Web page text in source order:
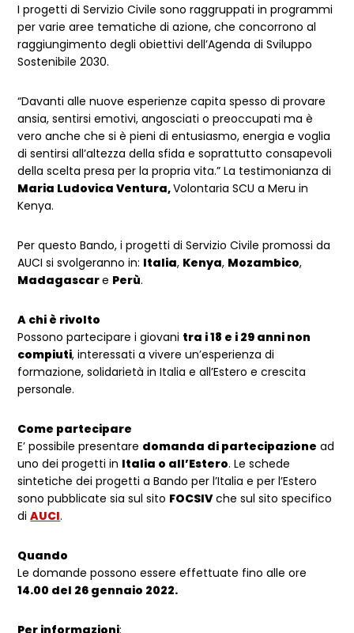
I progetti di Servizio Civile sono raggruppati in programmi
per varie aree tematiche di azione, che concorrono al
raggiungimento degli obiettivi dell’Agenda di Sviluppo
Sostenibile 2030.
“Davanti alle nuove esperienze capita spesso di provare
ansia, sentirsi emotivi, angosciati o preoccupati ma è
vero anche che si è pieni di entusiasmo, energia e voglia
di sentirsi all’altezza della sfida e soprattutto consapevoli
della scelta presa per la propria vita.” La testimonianza di
Maria Ludovica Ventura,Volontaria SCU a Meru in
Kenya.
Per questo Bando, i progetti di Servizio Civile promossi da
AUCI si svolgeranno in: Italia, Kenya, Mozambico,
Madagascare Perù.
A chi è rivolto
Possono partecipare igiovani tra i 18 e i 29 anni non
compiuti, interessati a vivere un’esperienza di
formazione, solidarietà in Italia e all’Estero e crescita
personale.
Come partecipare
E’ possibile presentare domanda di partecipazione ad
uno dei progetti in Italia o all’Estero. Le schede
sintetiche dei progetti a Bando per l’Italia e per l’Estero
sono pubblicate sia sul sito FOCSIVche sul sito specifico
diAUCI.
Quando
Le domande possono essere effettuate fino alle ore
14.00 del 26 gennaio 2022.
Per informazioni: